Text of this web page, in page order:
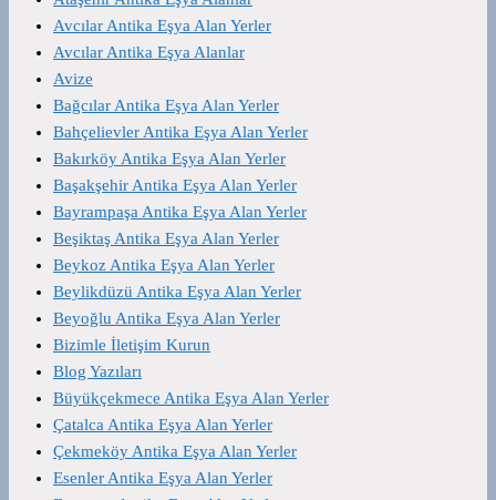
Avcılar Antika Eşya Alan Yerler
Avcılar Antika Eşya Alanlar
Avize
Bağcılar Antika Eşya Alan Yerler
Bahçelievler Antika Eşya Alan Yerler
Bakırköy Antika Eşya Alan Yerler
Başakşehir Antika Eşya Alan Yerler
Bayrampaşa Antika Eşya Alan Yerler
Beşiktaş Antika Eşya Alan Yerler
Beykoz Antika Eşya Alan Yerler
Beylikdüzü Antika Eşya Alan Yerler
Beyoğlu Antika Eşya Alan Yerler
Bizimle İletişim Kurun
Blog Yazıları
Büyükçekmece Antika Eşya Alan Yerler
Çatalca Antika Eşya Alan Yerler
Çekmeköy Antika Eşya Alan Yerler
Esenler Antika Eşya Alan Yerler